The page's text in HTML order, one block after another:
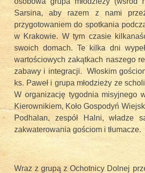
Msza św. w intencji ruchu
Sarsina, aby razem z nami
przygotowaniem do spotkania
w Krakowie. W tym czasie
swoich domach. Te kilka dni
wartościowych zakątkach naszego
zabawy i integracji. Włoskim
ks. Paweł i grupa młodzieży ze
W organizację tygodnia misyjnego
Kierownikiem, Koło Gospodyń
Podhalan, zespół Halni, władze
zakwaterowania gościom i tłumacze.
Wraz z grupą z Ochotnicy Dolnej